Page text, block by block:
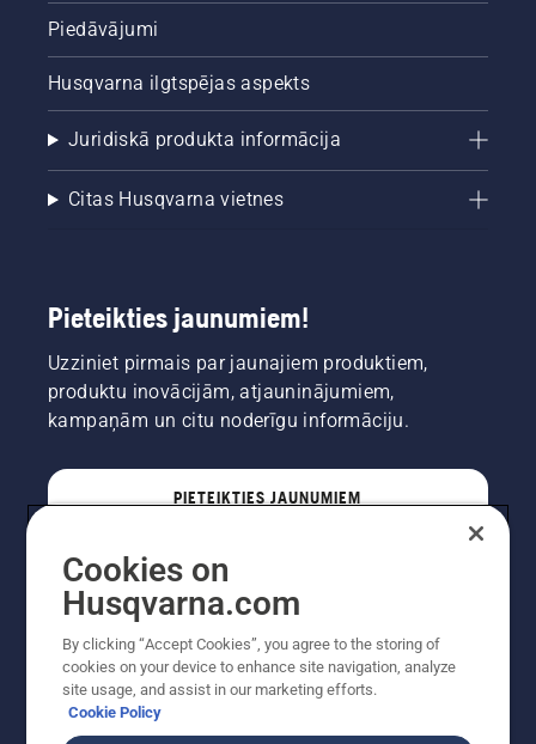
Piedāvājumi
Husqvarna ilgtspējas aspekts
Juridiskā produkta informācija
Citas Husqvarna vietnes
Pieteikties jaunumiem!
Uzziniet pirmais par jaunajiem produktiem,
produktu inovācijām, atjauninājumiem,
kampaņām un citu noderīgu informāciju.
PIETEIKTIES JAUNUMIEM
Cookies on
Husqvarna.com
By clicking “Accept Cookies”, you agree to the storing of
cookies on your device to enhance site navigation, analyze
site usage, and assist in our marketing efforts.
Cookie Policy